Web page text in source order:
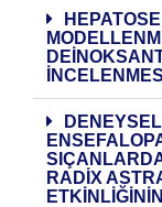
ÖDÜLLER
ECZACILIK
İLETIŞIM
İNCELENMESİ
RADİX